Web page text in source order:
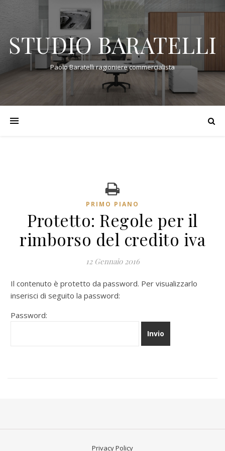
STUDIO BARATELLI
Paolo Baratelli ragioniere commercialista
PRIMO PIANO
Protetto: Regole per il
rimborso del credito iva
12 Gennaio 2016
Il contenuto è protetto da password. Per visualizzarlo
inserisci di seguito la password:
Password:
Privacy Policy